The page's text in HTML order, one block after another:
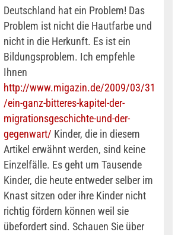
Deutschland hat ein Problem! Das
Problem ist nicht die Hautfarbe und
nicht in die Herkunft. Es ist ein
Bildungsproblem. Ich empfehle
Ihnen
http://www.migazin.de/2009/03/31
/ein-ganz-bitteres-kapitel-der-
migrationsgeschichte-und-der-
gegenwart/ Kinder, die in diesem
Artikel erwähnt werden, sind keine
Einzelfälle. Es geht um Tausende
Kinder, die heute entweder selber im
Knast sitzen oder ihre Kinder nicht
richtig fördern können weil sie
übefordert sind. Schauen Sie über